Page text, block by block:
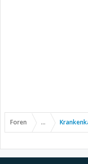
Foren ...